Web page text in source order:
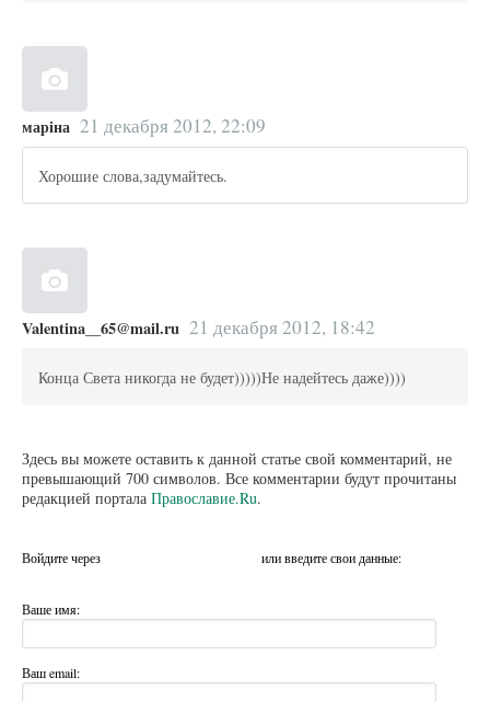
маріна 21 декабря 2012, 22:09
Хорошие слова,задумайтесь.
Valentina__65@mail.ru 21 декабря 2012, 18:42
Конца Света никогда не будет)))))Не надейтесь даже))))
Здесь вы можете оставить к данной статье свой комментарий, не
превышающий 700 символов. Все комментарии будут прочитаны
редакцией портала Православие.Ru.
Войдите через или введите свои данные:
Ваше имя:
Ваш email: